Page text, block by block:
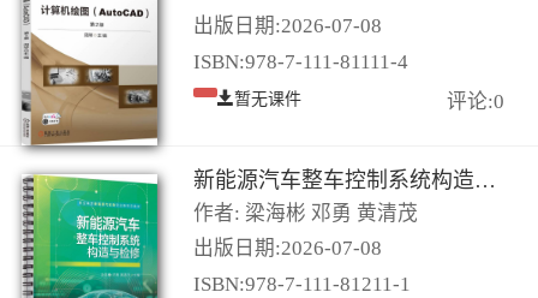
出版日期:2026-07-08
ISBN:978-7-111-81111-4
暂无课件 评论:0
新能源汽车整车控制系统构造与检修
作者: 梁海彬 邓勇 黄清茂
出版日期:2026-07-08
ISBN:978-7-111-81211-1